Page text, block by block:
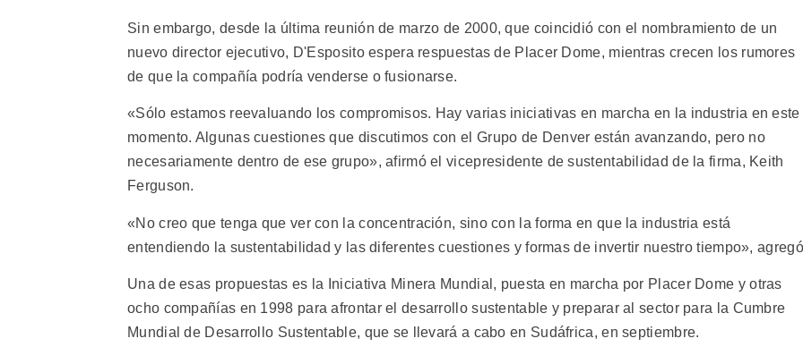
Sin embargo, desde la última reunión de marzo de 2000, que coincidió con el nombramiento de un
nuevo director ejecutivo, D'Esposito espera respuestas de Placer Dome, mientras crecen los rumores
de que la compañía podría venderse o fusionarse.
«Sólo estamos reevaluando los compromisos. Hay varias iniciativas en marcha en la industria en este
momento. Algunas cuestiones que discutimos con el Grupo de Denver están avanzando, pero no
necesariamente dentro de ese grupo», afirmó el vicepresidente de sustentabilidad de la firma, Keith
Ferguson.
«No creo que tenga que ver con la concentración, sino con la forma en que la industria está
entendiendo la sustentabilidad y las diferentes cuestiones y formas de invertir nuestro tiempo»,
Una de esas propuestas es la Iniciativa Minera Mundial, puesta en marcha por Placer Dome y otras
ocho compañías en 1998 para afrontar el desarrollo sustentable y preparar al sector para la Cumbre
Mundial de Desarrollo Sustentable, que se llevará a cabo en Sudáfrica, en septiembre.